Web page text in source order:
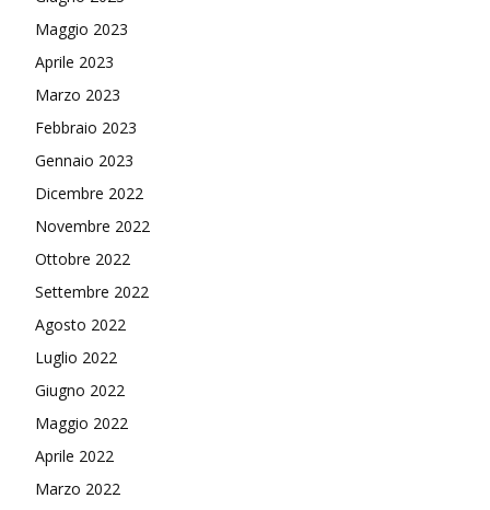
Maggio 2023
Aprile 2023
Marzo 2023
Febbraio 2023
Gennaio 2023
Dicembre 2022
Novembre 2022
Ottobre 2022
Settembre 2022
Agosto 2022
Luglio 2022
Giugno 2022
Maggio 2022
Aprile 2022
Marzo 2022